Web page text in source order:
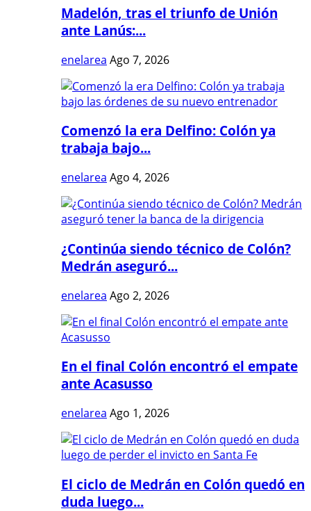
Madelón, tras el triunfo de Unión
ante Lanús:...
enelarea Ago 7, 2026
Comenzó la era Delfino: Colón ya
trabaja bajo...
enelarea Ago 4, 2026
¿Continúa siendo técnico de Colón?
Medrán aseguró...
enelarea Ago 2, 2026
En el final Colón encontró el empate
ante Acasusso
enelarea Ago 1, 2026
El ciclo de Medrán en Colón quedó en
duda luego...